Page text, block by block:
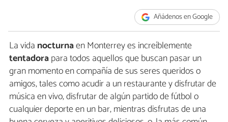
Añádenos en Google
La vida nocturnaen Monterrey es increíblemente
tentadorapara todos aquellos que buscan pasar un
gran momento en compañía de sus seres queridos o
amigos, tales como acudir a un restaurante y disfrutar de
música en vivo, disfrutar de algún partido de fútbol o
cualquier deporte en un bar, mientras disfrutas de una